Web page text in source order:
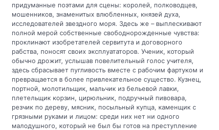
придуманные поэтами для сцены: королей, полководцев,
мошенников, знаменитых влюбленных, князей духа,
исследователей звездного моря. Здесь же – выплескивают
полной мерой собственные свободнорожденные чувства:
проклинают изобретателей сервитута и договорного
рабства, поносят своих эксплуататоров. Ученик, который
обычно дрожит, услышав повелительный голос учителя,
здесь сбрасывает пугливость вместе с рабочим фартуком и
превращается в более привлекательное существо. Кузнец,
портной, молотильщик, мальчик из бельевой лавки,
плетельщик корзин, цирюльник, подручный пивовара,
резчик по дереву, мясник, посыльный купца, каменщик с
грязными руками и лицом: среди них нет ни одного
малодушного, который не был бы готов на преступление